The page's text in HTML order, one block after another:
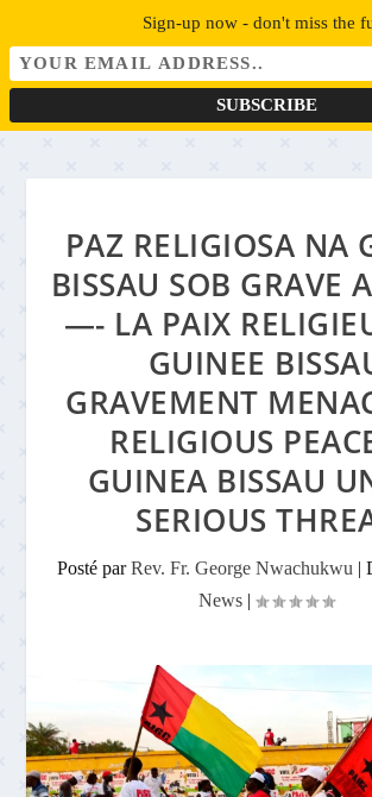
PAZ RELIGIOSA NA
BISSAU SOB GRAVE
—- LA PAIX
GUINEE
GRAVEMENT
RELIGIOUS
GUINEA BISSAU
SERIOUS
Posté parRev. Fr. George Nwachukwu |
News |
Sign-up now - don't miss the